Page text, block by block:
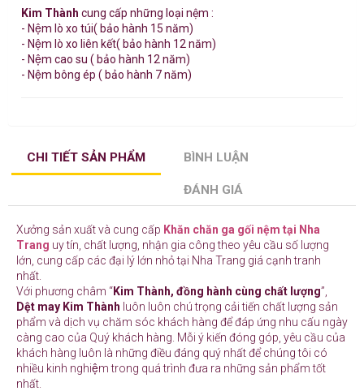
Kim Thành cung cấp những loại nệm :
- Nệm lò xo túi( bảo hành 15 năm)
- Nệm lò xo liên kết( bảo hành 12 năm)
- Nệm cao su ( bảo hành 12 năm)
- Nệm bông ép ( bảo hành 7 năm)
CHI TIẾT SẢN PHẨM BÌNH LUẬN
ĐÁNH GIÁ
Xưởng sản xuất và cung cấp Khăn chăn ga gối nệm tại Nha
Trang uy tín, chất lượng, nhận gia công theo yêu cầu số lượng
lớn, cung cấp các đại lý lớn nhỏ tại Nha Trang giá cạnh tranh
nhất.
Với phương châm “Kim Thành, đồng hành cùng chất lượng”,
Dệt may Kim Thành luôn luôn chú trọng cải tiến chất lượng sản
phẩm và dịch vụ chăm sóc khách hàng để đáp ứng nhu cấu ngày
càng cao của Quý khách hàng. Mỗi ý kiến đóng góp, yêu cầu của
khách hàng luôn là những điều đáng quý nhất để chúng tôi có
nhiều kinh nghiệm trong quá trình đưa ra những sản phẩm tốt
nhất.